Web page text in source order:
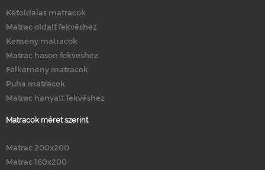
Kétoldalas matracok
Matrac oldalt fekvéshez
Kemény matracok
Matrac hason fekvéshez
Félkemény matracok
Puha matracok
Matrac hanyatt fekvéshez
Matracok méret szerint
Matrac 200x200
Matrac 160x200